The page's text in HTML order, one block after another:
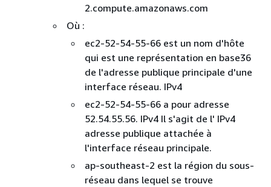
2.compute.amazonaws.com
Où :
ec2-52-54-55-66 est un nom d'hôte
qui est une représentation en base36
de l'adresse publique principale d'une
interface réseau. IPv4
ec2-52-54-55-66 a pour adresse
52.54.55.56. IPv4 Il s'agit de l' IPv4
adresse publique attachée à
l'interface réseau principale.
ap-southeast-2 est la région du sous-
réseau dans lequel se trouve